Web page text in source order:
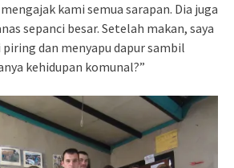
kami semua sarapan. Dia juga
sepanci besar. Setelah makan, saya
dan menyapu dapur sambil
kehidupan komunal?”